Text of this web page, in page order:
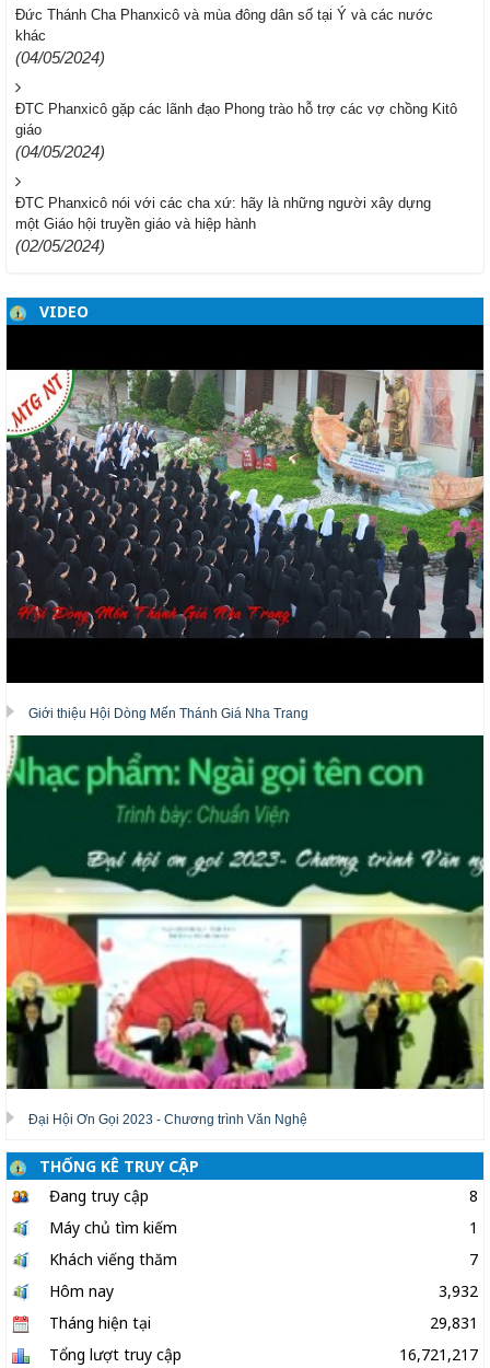
Đức Thánh Cha Phanxicô và mùa đông dân số tại Ý và các nước
khác
(04/05/2024)
ĐTC Phanxicô gặp các lãnh đạo Phong trào hỗ trợ các vợ chồng Kitô
giáo
(04/05/2024)
ĐTC Phanxicô nói với các cha xứ: hãy là những người xây dựng
một Giáo hội truyền giáo và hiệp hành
(02/05/2024)
VIDEO
Giới thiệu Hội Dòng Mến Thánh Giá Nha Trang
Đại Hội Ơn Gọi 2023 - Chương trình Văn Nghệ
THỐNG KÊ TRUY CẬP
Đang truy cập
8
Máy chủ tìm kiếm
1
Khách viếng thăm
7
Hôm nay
3,932
Tháng hiện tại
29,831
Tổng lượt truy cập
16,721,217